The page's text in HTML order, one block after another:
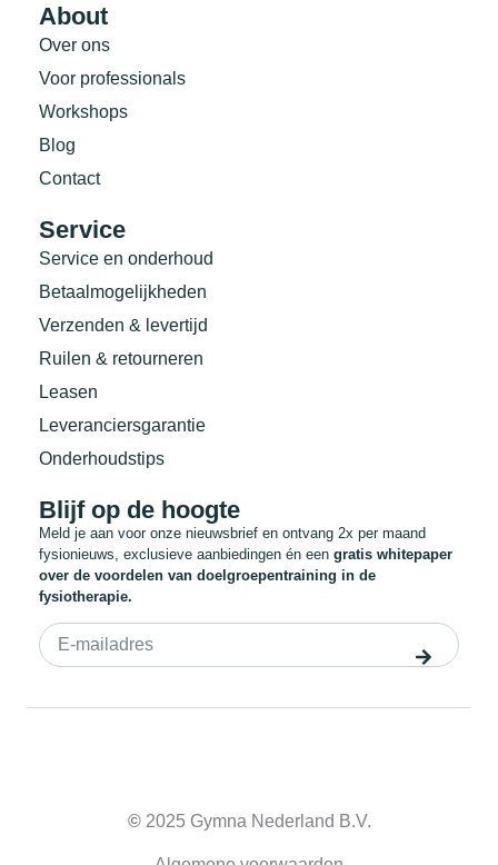
About
Over ons
Voor professionals
Workshops
Blog
Contact
Service
Service en onderhoud
Betaalmogelijkheden
Verzenden & levertijd
Ruilen & retourneren
Leasen
Leveranciersgarantie
Onderhoudstips
Blijf op de hoogte
Meld je aan voor onze nieuwsbrief en ontvang 2x per maand
fysionieuws, exclusieve aanbiedingen én een gratis whitepaper
over de voordelen van doelgroepentraining in de
fysiotherapie.
© 2025 Gymna Nederland B.V.